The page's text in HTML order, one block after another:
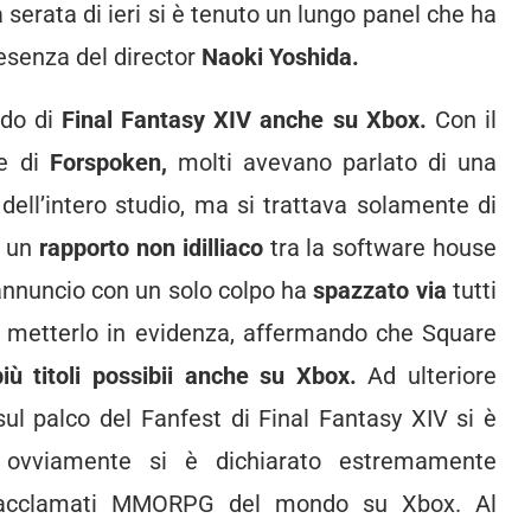
serata di ieri si è tenuto un lungo panel che ha
del director Naoki Yoshida.
di Final Fantasy XIV anche su Xbox. Con il
di Forspoken, molti avevano parlato di una
dell’intero studio, ma si trattava solamente di
rapporto non idilliaco tra la software house
con un solo colpo haspazzato via tutti
in evidenza, affermando che Square
titoli possibii anche su Xbox.Ad ulteriore
palco del Fanfest di Final Fantasy XIV si è
si è dichiarato estremamente
MMORPG del mondo su Xbox. Al